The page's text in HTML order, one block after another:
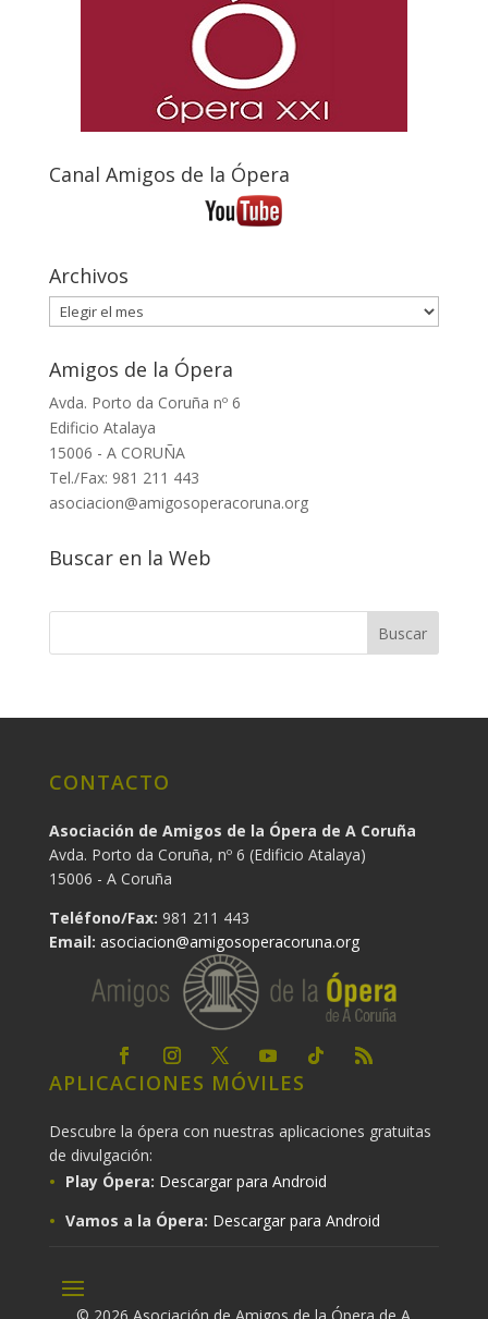
Canal Amigos de la Ópera
Archivos
Archivos
Amigos de la Ópera
Avda. Porto da Coruña nº 6
Edificio Atalaya
15006 - A CORUÑA
Tel./Fax: 981 211 443
asociacion@amigosoperacoruna.org
Buscar en la Web
CONTACTO
Asociación de Amigos de la Ópera de A Coruña
Avda. Porto da Coruña, nº 6 (Edificio Atalaya)
15006 - A Coruña
Teléfono/Fax: 981 211 443
Email: asociacion@amigosoperacoruna.org
APLICACIONES MÓVILES
Descubre la ópera con nuestras aplicaciones gratuitas
de divulgación:
Play Ópera: Descargar para Android
Vamos a la Ópera: Descargar para Android